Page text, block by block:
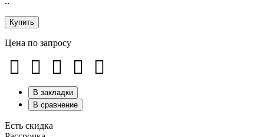
Купить
Цена по запросу
В закладки
В сравнение
Есть скидка